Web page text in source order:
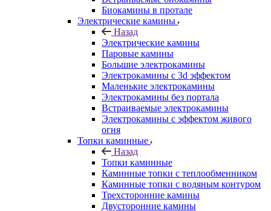
Биокамины в протале
Электрические камины
Назад
Электрические камины
Паровые камины
Большие электрокамины
Электрокамины с 3d эффектом
Маленькие электрокамины
Электрокамины без портала
Встраиваемые электрокамины
Электрокамины с эффектом живого
огня
Топки каминные
Назад
Топки каминные
Каминные топки с теплообменником
Каминные топки с водяным контуром
Трехсторонние камины
Двусторонние камины